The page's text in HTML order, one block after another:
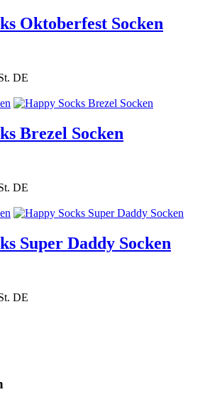
werden
weist
mehrere
Optionen
können
auf
Produktseite
gewählt
Oktoberfest Socken
DE
Dieses
weist
mehrere
Optionen
können
auf
Produktseite
gewählt
Brezel Socken
DE
Dieses
weist
mehrere
Optionen
Super Daddy Socken
DE